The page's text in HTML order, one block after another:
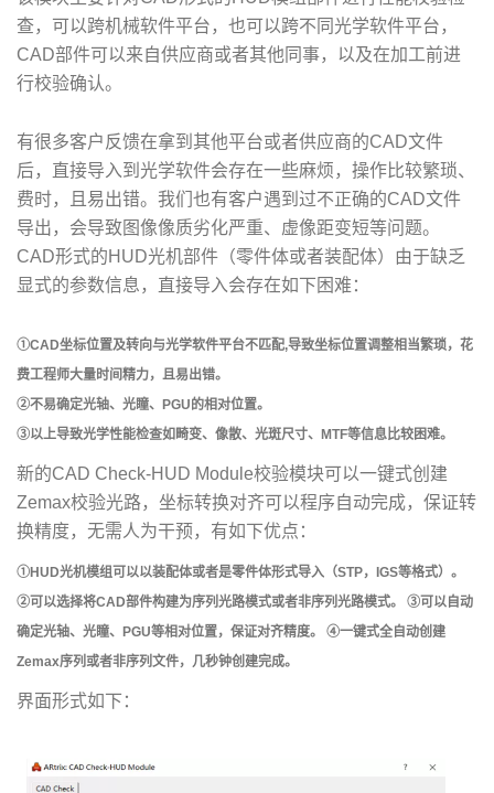
查，可以跨机械软件平台，也可以跨不同光学软件平台，
CAD部件可以来自供应商或者其他同事，以及在加工前进
行校验确认。
有很多客户反馈在拿到其他平台或者供应商的CAD文件
后，直接导入到光学软件会存在一些麻烦，操作比较繁琐、
费时，且易出错。我们也有客户遇到过不正确的CAD文件
导出，会导致图像像质劣化严重、虚像距变短等问题。
CAD形式的HUD光机部件（零件体或者装配体）由于缺乏
显式的参数信息，直接导入会存在如下困难：
①CAD坐标位置及转向与光学软件平台不匹配,导致坐标位置调整相当繁琐，花
费工程师大量时间精力，且易出错。
②不易确定光轴、光瞳、PGU的相对位置。
③以上导致光学性能检查如畸变、像散、光斑尺寸、MTF等信息比较困难。
新的CAD Check-HUD Module校验模块可以一键式创建
Zemax校验光路，坐标转换对齐可以程序自动完成，保证转
换精度，无需人为干预，有如下优点：
①HUD光机模组可以以装配体或者是零件体形式导入（STP，IGS等格式）。
②可以选择将CAD部件构建为序列光路模式或者非序列光路模式。 ③可以自动
确定光轴、光瞳、PGU等相对位置，保证对齐精度。 ④一键式全自动创建
Zemax序列或者非序列文件，几秒钟创建完成。
界面形式如下：